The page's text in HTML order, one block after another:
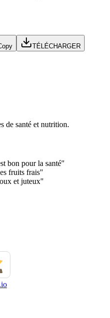
TÉLÉCHARGER
de santé et nutrition.
bon pour la santé"
fruits frais"
et juteux"